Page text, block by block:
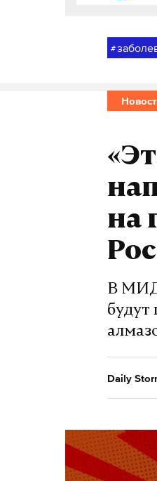
#
на
В МИД
будут
Daily